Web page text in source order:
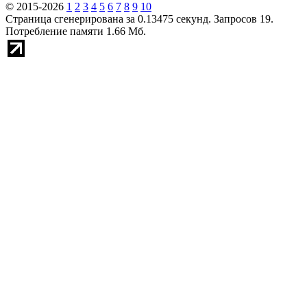
© 2015-2026 1 2 3 4 5 6 7 8 9 10
Страница сгенерирована за 0.13475 секунд. Запросов 19.
Потребление памяти 1.66 Мб.